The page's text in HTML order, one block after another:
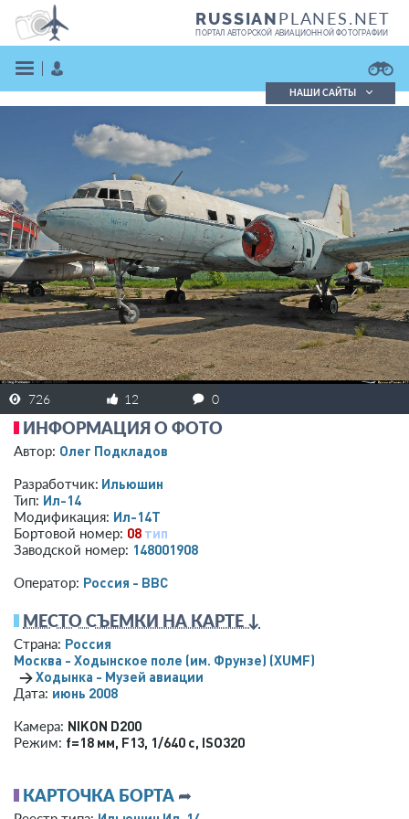
RUSSIANPLANES.NET
ПОРТАЛ АВТОРСКОЙ АВИАЦИОННОЙ ФОТОГРАФИИ
ВОЙТИ
ЗАРЕГИСТРИРОВАТЬСЯ
Поиск в реестре
Кратко
НАШИ САЙТЫ
726 12 0
ИНФОРМАЦИЯ О ФОТО
Автор: Олег Подкладов
Разработчик: Ильюшин
Тип: Ил-14
Модификация: Ил-14Т
Бортовой номер: 08 тип
Заводской номер: 148001908
Оператор: Россия - ВВС
МЕСТО СЪЕМКИ НА КАРТЕ ↓
Страна: Россия
Москва - Ходынское поле (им. Фрунзе) (XUMF)
→Ходынка - Музей авиации
Дата: июнь 2008
Камера: NIKON D200
Режим: f=18 мм, F13, 1/640 с, ISO320
КАРТОЧКА БОРТА ➦